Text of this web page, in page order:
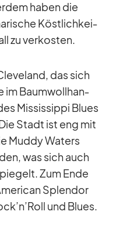
ha­ben die
Köst­lich­kei­
zu ver­kos­ten.
das sich
im Baum­woll­han­
Mis­sis­sippi Blues
Stadt ist eng mit
Muddy Wa­ters
was sich auch
Zum Ende
Sple­ndor
und Blues.